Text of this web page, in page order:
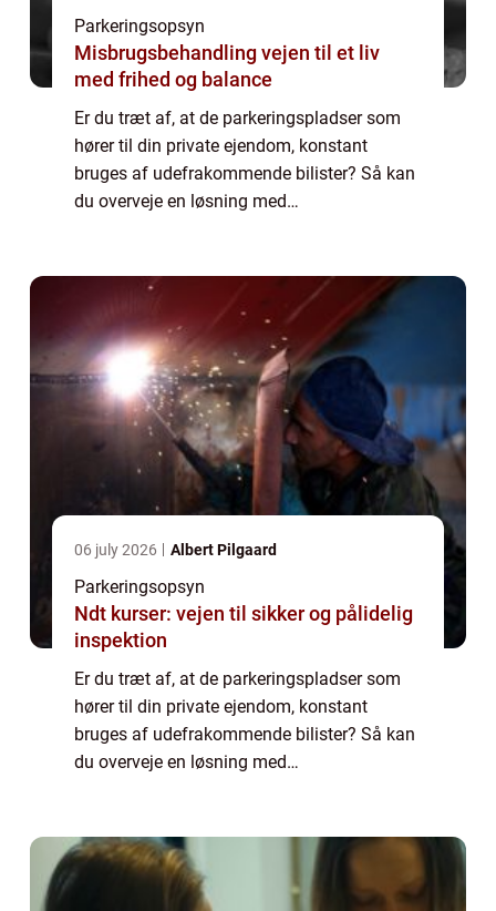
Parkeringsopsyn
Misbrugsbehandling vejen til et liv
med frihed og balance
Er du træt af, at de parkeringspladser som
hører til din private ejendom, konstant
bruges af udefrakommende bilister? Så kan
du overveje en løsning med
parkeringspladser mod uretm...
06 july 2026 Albert Pilgaard
Parkeringsopsyn
Ndt kurser: vejen til sikker og pålidelig
inspektion
Er du træt af, at de parkeringspladser som
hører til din private ejendom, konstant
bruges af udefrakommende bilister? Så kan
du overveje en løsning med
parkeringspladser mod uretm...